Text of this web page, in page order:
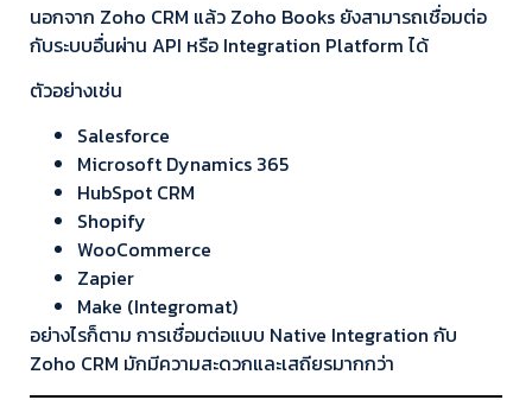
นอกจาก Zoho CRM แล้ว Zoho Books ยังสามารถเชื่อมต่อ
กับระบบอื่นผ่าน API หรือ Integration Platform ได้
ตัวอย่างเช่น
Salesforce
Microsoft Dynamics 365
HubSpot CRM
Shopify
WooCommerce
Zapier
Make (Integromat)
อย่างไรก็ตาม การเชื่อมต่อแบบ Native Integration กับ
Zoho CRM มักมีความสะดวกและเสถียรมากกว่า